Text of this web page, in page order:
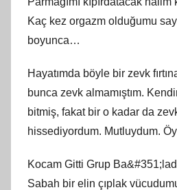
Kaç kez orgazm olduğumu
boyunca…
Hayatımda böyle bir zevk
bunca zevk almamıştım.
bitmiş, fakat bir o kadar da
hissediyordum. Mutluydum.
Kocam Gitti Grup
Sabah bir elin çıplak